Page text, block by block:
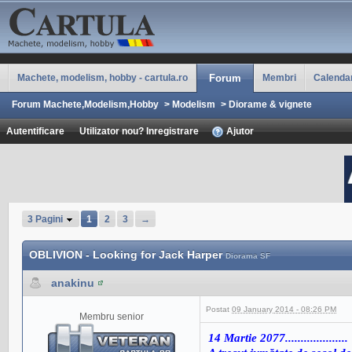
Machete, modelism, hobby - cartula.ro Forum Membri
Forum Machete,Modelism,Hobby > Modelism > Diorame & vignete
Autentificare Utilizator nou? Inregistrare Ajutor
3 Pagini 1 2 3 →
OBLIVION - Looking for Jack HarperDiorama SF
anakinu
Membru senior
Postat 09 January 2014 - 08:26 PM
14 Martie 2077....................